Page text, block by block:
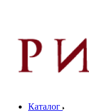
Каталог